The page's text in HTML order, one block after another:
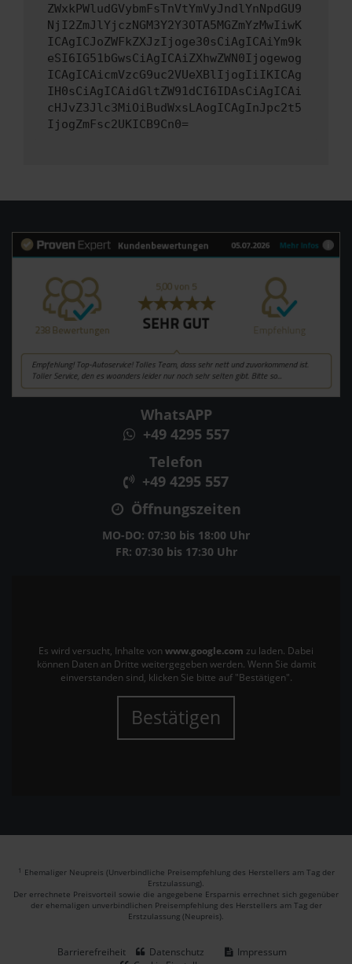
ZWxkPWludGVybmFsTnVtYmVyJndlYnNpdGU9
NjI2ZmJlYjczNGM3Y2Y3OTA5MGZmYzMwIiwK
ICAgICJoZWFkZXJzIjoge30sCiAgICAiYm9k
eSI6IG51bGwsCiAgICAiZXhwZWN0Ijogewog
ICAgICAicmVzcG9uc2VUeXBlIjogIiIKICAg
IH0sCiAgICAidGltZW91dCI6IDAsCiAgICAi
cHJvZ3Jlc3MiOiBudWxsLAogICAgInJpc2t5
IjogZmFsc2UKICB9Cn0=
WhatsAPP
+49 4295 557
Telefon
+49 4295 557
Öffnungszeiten
MO-DO: 07:30 bis 18:00 Uhr
FR: 07:30 bis 17:30 Uhr
Es wird versucht, Inhalte von www.google.com zu laden. Dabei
können Daten an Dritte weitergegeben werden. Wenn Sie damit
einverstanden sind, klicken Sie bitte auf "Bestätigen".
Bestätigen
1 Ehemaliger Neupreis (Unverbindliche Preisempfehlung des Herstellers am Tag der
Erstzulassung).
Der errechnete Preisvorteil sowie die angegebene Ersparnis errechnet sich gegenüber
der ehemaligen unverbindlichen Preisempfehlung des Herstellers am Tag der
Erstzulassung (Neupreis).
Barrierefreiheit Datenschutz
Impressum